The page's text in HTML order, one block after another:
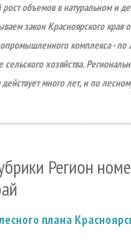
объемов в натуральном и
закон Красноярского края о
комплекса - по
хозяйства.
много лет, и по
Регион
плана